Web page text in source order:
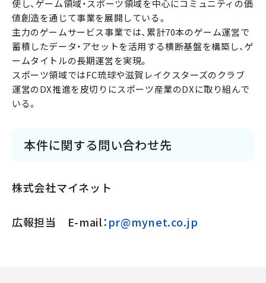
使し、ゲーム領域・スポーツ領域を中心にコミュニティの価
値創造を通じて事業を展開している。
主力のゲームサービス事業では、累計70本のゲーム運営で
蓄積したデータ・アセットを活用する横断基盤を構築し、ゲ
ームタイトルの長期運営を実現。
スポーツ領域ではFC琉球や滋賀レイクスターズのクラブ
運営のDX推進を皮切りにスポーツ産業のDXに取り組んで
いる。
本件に関する問い合わせ先
株式会社マイネット
広報担当 E-mail：pr@mynet.co.jp